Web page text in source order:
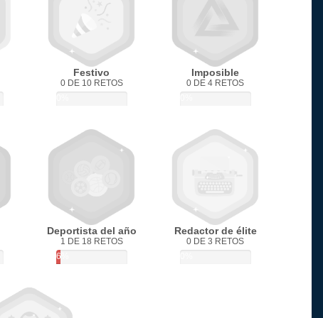
Festivo
0 DE 10 RETOS
Imposible
0 DE 4 RETOS
Deportista del año
1 DE 18 RETOS
6%
Redactor de élite
0 DE 3 RETOS